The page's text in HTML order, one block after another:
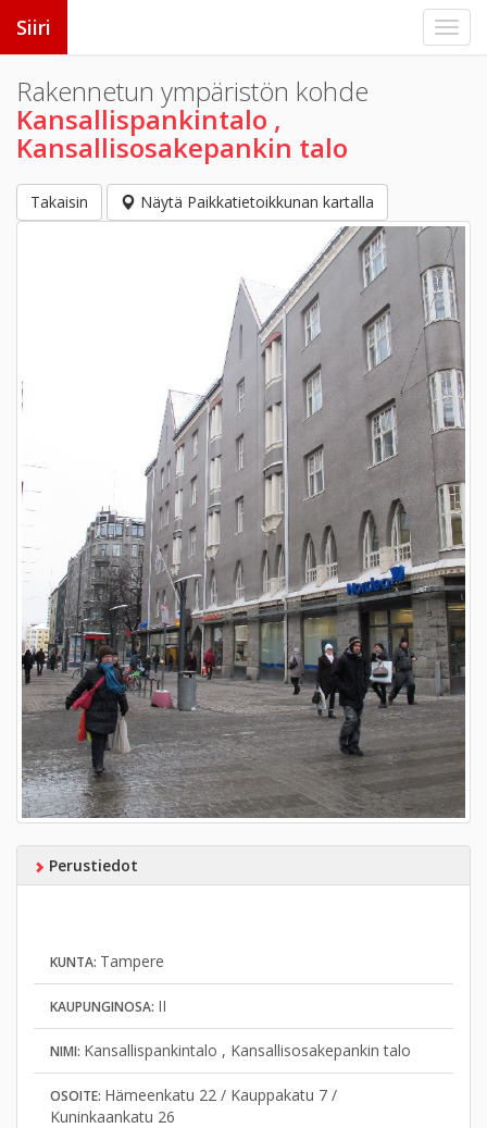
Siiri
Rakennetun ympäristön kohde
Kansallispankintalo ,
Kansallisosakepankin talo
Takaisin Näytä Paikkatietoikkunan kartalla
Perustiedot
KUNTA: Tampere
KAUPUNGINOSA: II
NIMI: Kansallispankintalo , Kansallisosakepankin talo
OSOITE: Hämeenkatu 22 / Kauppakatu 7 /
Kuninkaankatu 26